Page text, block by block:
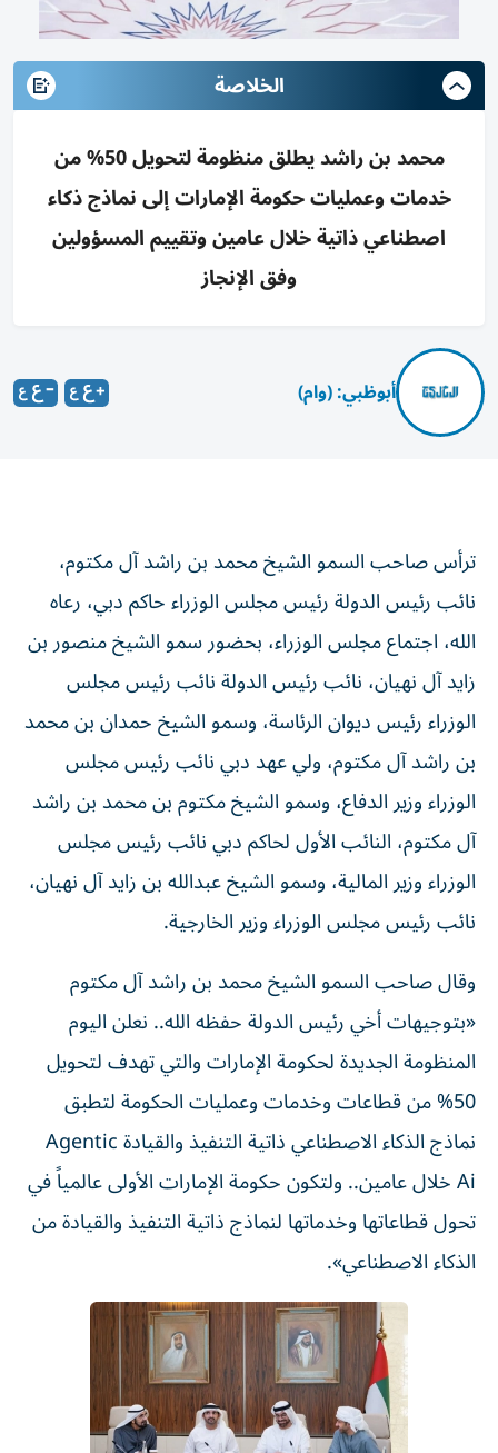
الخلاصة
محمد بن راشد يطلق منظومة لتحويل 50% من
خدمات وعمليات حكومة الإمارات إلى نماذج ذكاء
اصطناعي ذاتية خلال عامين وتقييم المسؤولين
وفق الإنجاز
أبوظبي: (وام)
ترأس صاحب السمو الشيخ محمد بن راشد آل مكتوم،
نائب رئيس الدولة رئيس مجلس الوزراء حاكم دبي، رعاه
الله، اجتماع مجلس الوزراء، بحضور سمو الشيخ منصور بن
زايد آل نهيان، نائب رئيس الدولة نائب رئيس مجلس
الوزراء رئيس ديوان الرئاسة، وسمو الشيخ حمدان بن محمد
بن راشد آل مكتوم، ولي عهد دبي نائب رئيس مجلس
الوزراء وزير الدفاع، وسمو الشيخ مكتوم بن محمد بن راشد
آل مكتوم، النائب الأول لحاكم دبي نائب رئيس مجلس
الوزراء وزير المالية، وسمو الشيخ عبدالله بن زايد آل نهيان،
نائب رئيس مجلس الوزراء وزير الخارجية.
وقال صاحب السمو الشيخ محمد بن راشد آل مكتوم
«بتوجيهات أخي رئيس الدولة حفظه الله.. نعلن اليوم
المنظومة الجديدة لحكومة الإمارات والتي تهدف لتحويل
50% من قطاعات وخدمات وعمليات الحكومة لتطبق
نماذج الذكاء الاصطناعي ذاتية التنفيذ والقيادة Agentic
Ai خلال عامين.. ولتكون حكومة الإمارات الأولى عالمياً في
تحول قطاعاتها وخدماتها لنماذج ذاتية التنفيذ والقيادة من
الذكاء الاصطناعي».